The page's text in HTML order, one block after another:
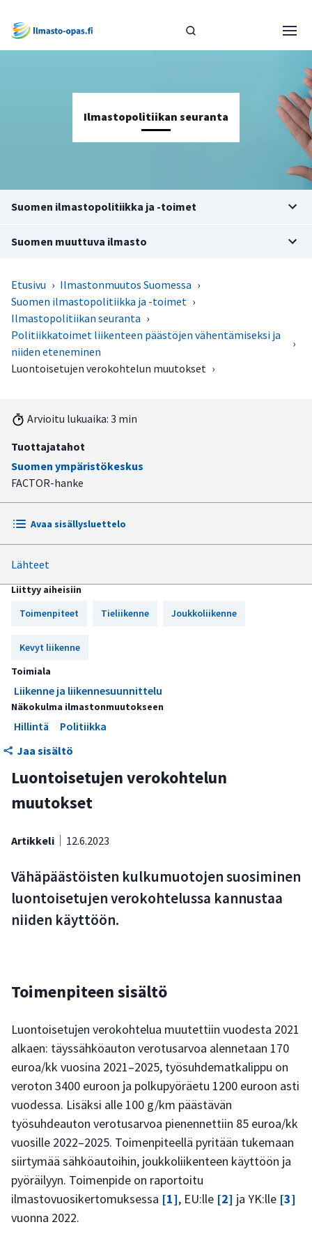
Ilmastopolitiikan seuranta
Suomen ilmastopolitiikka ja -toimet
Suomen muuttuva ilmasto
Etusivu › Ilmastonmuutos Suomessa ›
Suomen ilmastopolitiikka ja -toimet ›
Ilmastopolitiikan seuranta ›
Politiikkatoimet liikenteen päästöjen vähentämiseksi ja
niiden eteneminen
›
Luontoisetujen verokohtelun muutokset ›
Arvioitu lukuaika: 3 min
Tuottajatahot
Suomen ympäristökeskus
FACTOR-hanke
Avaa sisällysluettelo
Toimenpiteen sisältö
Tilannearvio
Lähteet
Liittyy aiheisiin
Toimenpiteet
Tieliikenne Joukkoliikenne
Kevyt liikenne
Toimiala
Liikenne ja liikennesuunnittelu
Näkokulma ilmastonmuutokseen
Hillintä
Politiikka
Jaa sisältö
Luontoisetujen verokohtelun
muutokset
Artikkeli 12.6.2023
Vähäpäästöisten kulkumuotojen suosiminen
luontoisetujen verokohtelussa kannustaa
niiden käyttöön.
Toimenpiteen sisältö
Luontoisetujen verokohtelua muutettiin vuodesta 2021
alkaen: täyssähköauton verotusarvoa alennetaan 170
euroa/kk vuosina 2021–2025, työsuhdematkalippu on
veroton 3400 euroon ja polkupyöräetu 1200 euroon asti
vuodessa. Lisäksi alle 100 g/km päästävän
työsuhdeauton verotusarvoa pienennettiin 85 euroa/kk
vuosille 2022–2025. Toimenpiteellä pyritään tukemaan
siirtymää sähköautoihin, joukkoliikenteen käyttöön ja
pyöräilyyn. Toimenpide on raportoitu
ilmastovuosikertomuksessa [1], EU:lle [2] ja YK:lle [3]
vuonna 2022.